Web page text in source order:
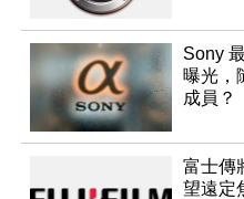
Sony
曝光，
成員？
富士傳
望遠定